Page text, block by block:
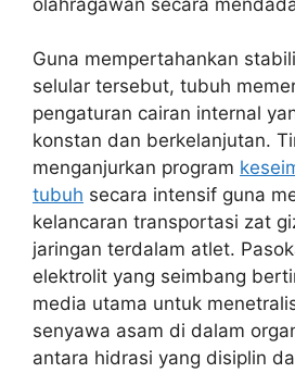
Guna mempertahankan
selular tersebut, tubuh
pengaturan cairan internal
konstan dan berkelanjutan.
menganjurkan program
tubuh secara intensif guna
kelancaran transportasi zat
jaringan terdalam atlet.
elektrolit yang seimbang
media utama untuk
senyawa asam di dalam
antara hidrasi yang disiplin